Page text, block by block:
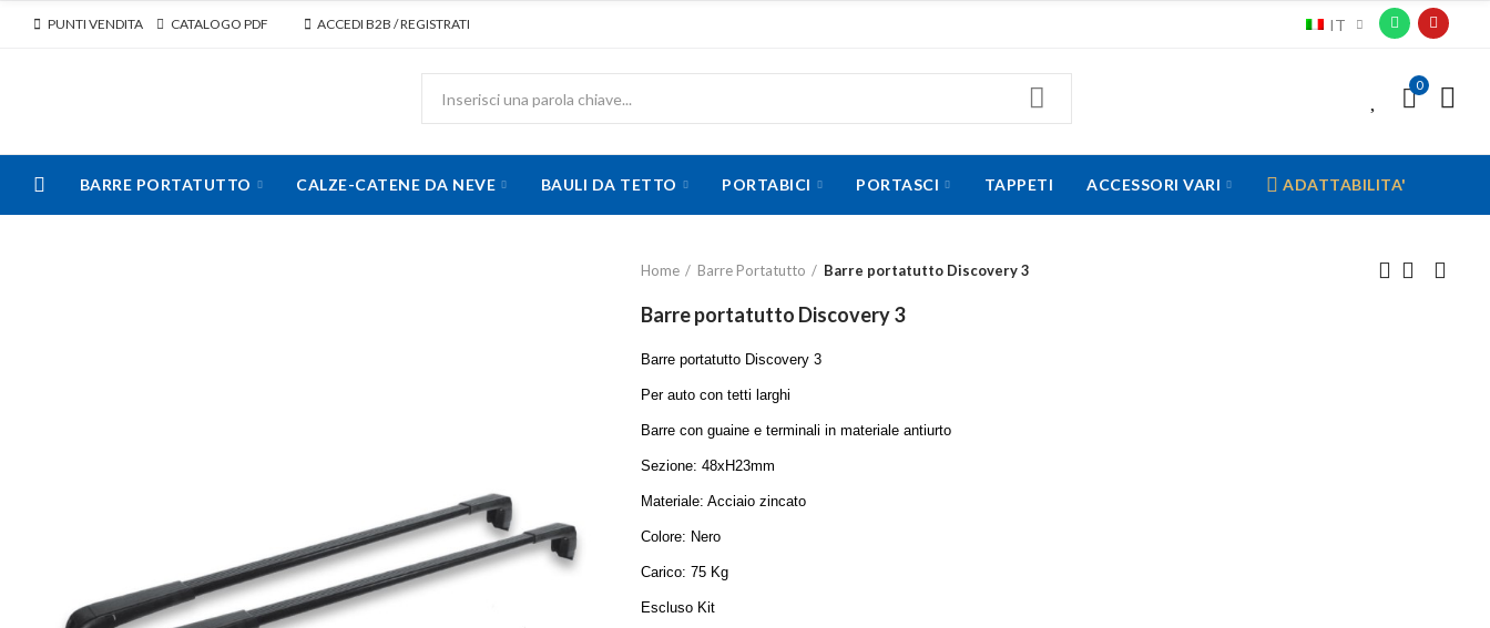
PUNTI VENDITA CATALOGO PDF ACCEDI B2B / REGISTRATI IT
0
BARRE PORTATUTTO CALZE-CATENE DA NEVE BAULI DA TETTO PORTABICI PORTASCI TAPPETI ACCESSORI VARI ADATTABILITA'
Home Barre Portatutto Barre portatutto Discovery 3
Barre portatutto Discovery 3
Barre portatutto Discovery 3
Per auto con tetti larghi
Barre con guaine e terminali in materiale antiurto
Sezione: 48xH23mm
Materiale: Acciaio zincato
Colore: Nero
Carico: 75 Kg
Escluso Kit